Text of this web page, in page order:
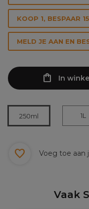
KOOP 1, BESPAAR
MELD JE AAN EN
In
250ml 1L
Voeg toe aan
Vaak